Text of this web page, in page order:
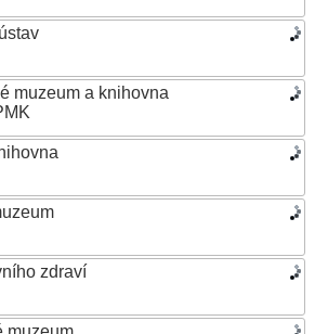
muzeum a knihovna
zdraví